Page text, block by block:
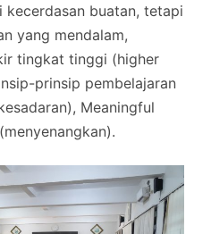
buatan, tetapi
yang mendalam,
tingkat tinggi (higher
prinsip pembelajaran
Meaningful